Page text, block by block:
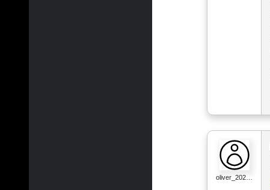
oliver_202…